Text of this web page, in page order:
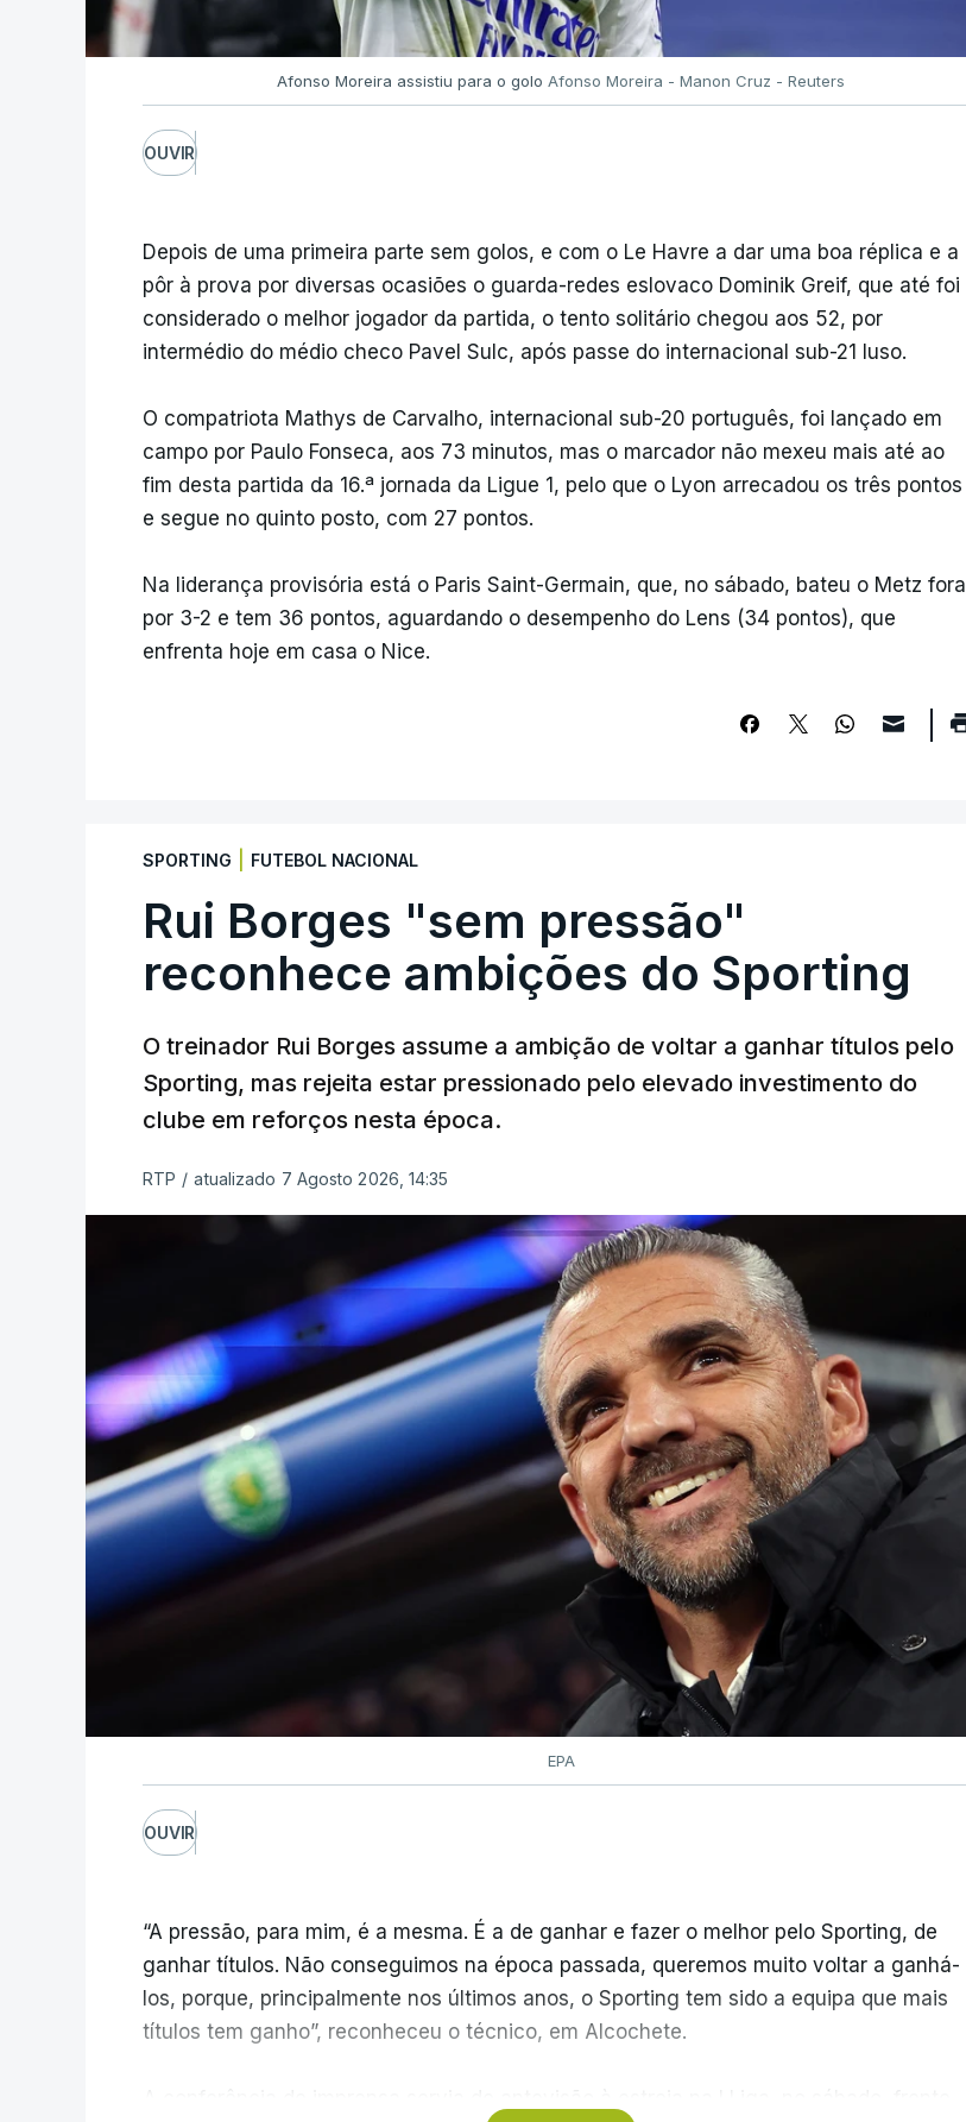
Afonso Moreira assistiu para o golo Afonso Moreira - Manon Cruz - Reuters
OUVIR
Depois de uma primeira parte sem golos, e com o Le Havre a dar uma boa réplica e a
pôr à prova por diversas ocasiões o guarda-redes eslovaco Dominik Greif, que até foi
considerado o melhor jogador da partida, o tento solitário chegou aos 52, por
intermédio do médio checo Pavel Sulc, após passe do internacional sub-21 luso.
O compatriota Mathys de Carvalho, internacional sub-20 português, foi lançado em
campo por Paulo Fonseca, aos 73 minutos, mas o marcador não mexeu mais até ao
fim desta partida da 16.ª jornada da Ligue 1, pelo que o Lyon arrecadou os três pontos
e segue no quinto posto, com 27 pontos.
Na liderança provisória está o Paris Saint-Germain, que, no sábado, bateu o Metz fora
por 3-2 e tem 36 pontos, aguardando o desempenho do Lens (34 pontos), que
enfrenta hoje em casa o Nice.
SPORTING FUTEBOL NACIONAL
Rui Borges "sem pressão"
reconhece ambições do Sporting
O treinador Rui Borges assume a ambição de voltar a ganhar títulos pelo
Sporting, mas rejeita estar pressionado pelo elevado investimento do
clube em reforços nesta época.
RTP / atualizado 7 Agosto 2026, 14:35
EPA
OUVIR
“A pressão, para mim, é a mesma. É a de ganhar e fazer o melhor pelo Sporting, de
ganhar títulos. Não conseguimos na época passada, queremos muito voltar a ganhá-
los, porque, principalmente nos últimos anos, o Sporting tem sido a equipa que mais
títulos tem ganho”, reconheceu o técnico, em Alcochete.